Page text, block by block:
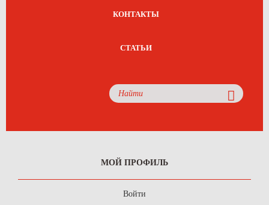
КОНТАКТЫ
СТАТЬИ
МОЙ ПРОФИЛЬ
Войти